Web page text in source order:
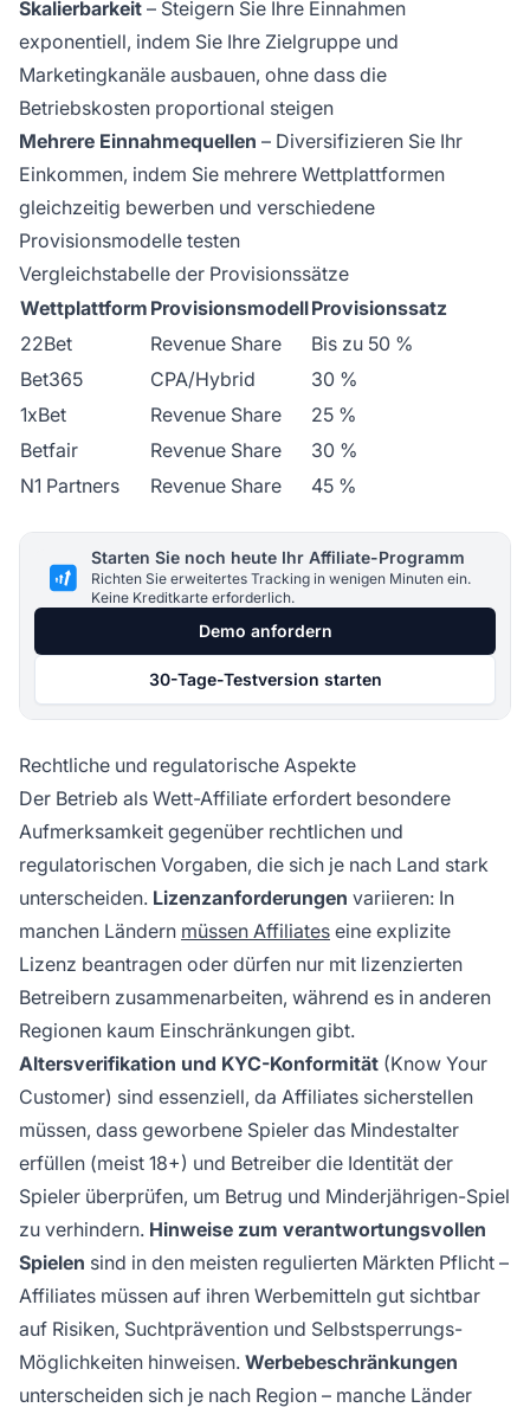
Skalierbarkeit – Steigern Sie Ihre Einnahmen
exponentiell, indem Sie Ihre Zielgruppe und
Marketingkanäle ausbauen, ohne dass die
Betriebskosten proportional steigen
Mehrere Einnahmequellen – Diversifizieren Sie Ihr
Einkommen, indem Sie mehrere Wettplattformen
gleichzeitig bewerben und verschiedene
Provisionsmodelle testen
Vergleichstabelle der Provisionssätze
Wettplattform ProvisionsmodellProvisionssatz
22Bet
Revenue Share
Bis zu 50 %
Bet365
CPA/Hybrid
30 %
1xBet
Revenue Share
25 %
Betfair
Revenue Share
30 %
N1 Partners
Revenue Share 45 %
Starten Sie noch heute Ihr Affiliate-Programm
Richten Sie erweitertes Tracking in wenigen Minuten ein.
Keine Kreditkarte erforderlich.
Demo anfordern
30-Tage-Testversion starten
Rechtliche und regulatorische Aspekte
Der Betrieb als Wett-Affiliate erfordert besondere
Aufmerksamkeit gegenüber rechtlichen und
regulatorischen Vorgaben, die sich je nach Land stark
unterscheiden. Lizenzanforderungen variieren: In
manchen Ländern müssen Affiliates eine explizite
Lizenz beantragen oder dürfen nur mit lizenzierten
Betreibern zusammenarbeiten, während es in anderen
Regionen kaum Einschränkungen gibt.
Altersverifikation und KYC-Konformität (Know Your
Customer) sind essenziell, da Affiliates sicherstellen
müssen, dass geworbene Spieler das Mindestalter
erfüllen (meist 18+) und Betreiber die Identität der
Spieler überprüfen, um Betrug und Minderjährigen-Spiel
zu verhindern. Hinweise zum verantwortungsvollen
Spielen sind in den meisten regulierten Märkten Pflicht –
Affiliates müssen auf ihren Werbemitteln gut sichtbar
auf Risiken, Suchtprävention und Selbstsperrungs-
Möglichkeiten hinweisen. Werbebeschränkungen
unterscheiden sich je nach Region – manche Länder